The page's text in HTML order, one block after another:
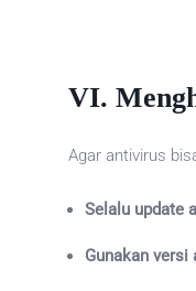
VI.
Agar antivirus
Selalu update
Gunakan versi